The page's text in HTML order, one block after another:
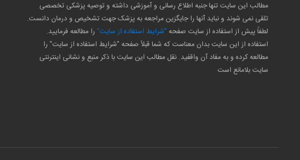
مطالب این سایت تنها جنبه اطلاع رسانی و آموزشی داشته و توصیه پزشکی تخصصی
تلقی نمی شوند و نباید آنها را جایگزین مراجعه به پزشک جهت تشخیص و درمان دانست.
لطفاً پیش از استفاده از سایت صفحه "شرایط استفاده از سایت" را مطالعه فرمایید.
استفاده از این سایت بدان معناست که شما قبلاً صفحه "شرایط استفاده از سایت" را
مطالعه کرده و به مفاد آن واقفید. نقل مطالب این سایت با ذکر منبع و نشانی اینترنتی
سایت بلامانع است